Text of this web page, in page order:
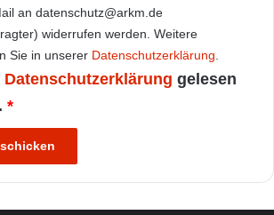
an datenschutz@arkm.de
widerrufen werden. Weitere
Sie in unserer Datenschutzerklärung
Datenschutzerklärung gelesen
*